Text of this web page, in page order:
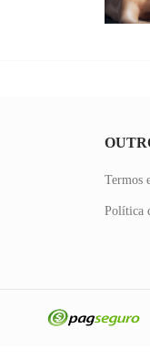
Termos
Política